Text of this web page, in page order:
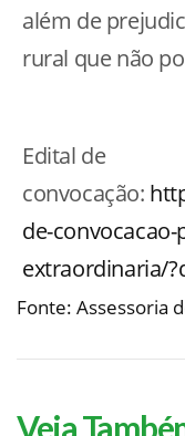
além de
rural que não
Edital de
convocação:
de-
extraordinaria/
Fonte: Assessoria
Veja